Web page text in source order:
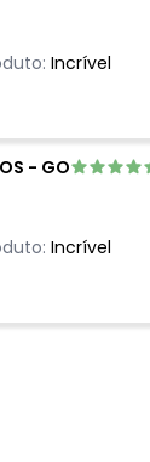
Incrível
- GO
Incrível